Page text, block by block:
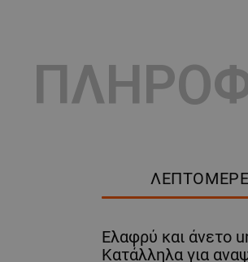
Ελαφρύ και άνετο
Κατάλληλα για